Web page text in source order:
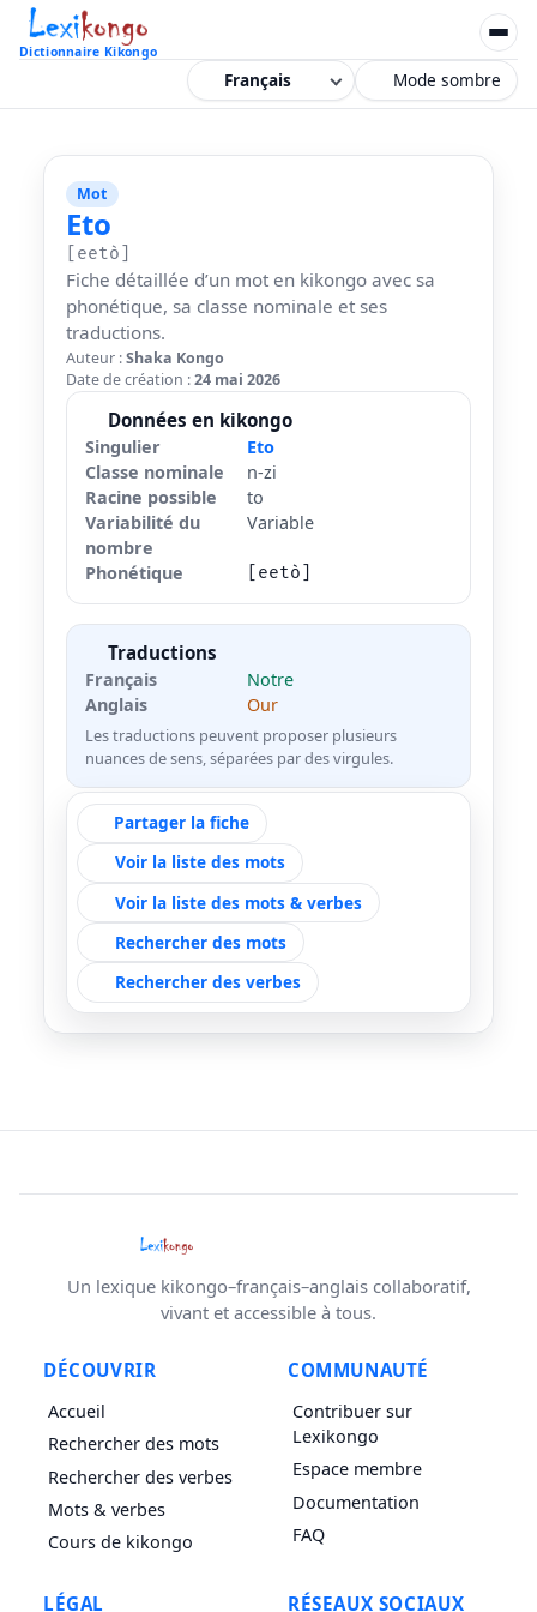
Dictionnaire Kikongo
Mode sombre
Mot
Eto
[eetò]
Fiche détaillée d’un mot en kikongo avec sa
phonétique, sa classe nominale et ses
traductions.
Auteur :Shaka Kongo
Date de création :24 mai 2026
Données en kikongo
Singulier
Eto
Classe nominale
n-zi
Racine possible
to
Variabilité du
nombre
Variable
Phonétique [eetò]
Traductions
Français
Notre
Anglais
Our
Les traductions peuvent proposer plusieurs
nuances de sens, séparées par des virgules.
Partager la fiche
Voir la liste des mots
Voir la liste des mots & verbes
Rechercher des mots
Rechercher des verbes
Un lexique kikongo–français–anglais collaboratif,
vivant et accessible à tous.
DÉCOUVRIR
Accueil
Rechercher des mots
Rechercher des verbes
Mots & verbes
Cours de kikongo
COMMUNAUTÉ
Contribuer sur
Lexikongo
Espace membre
Documentation
FAQ
LÉGAL RÉSEAUX SOCIAUX